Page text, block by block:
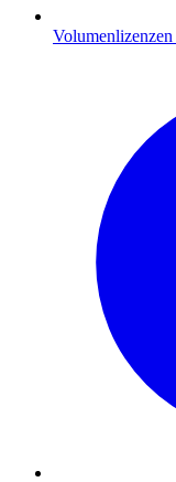
Volumenlizenzen